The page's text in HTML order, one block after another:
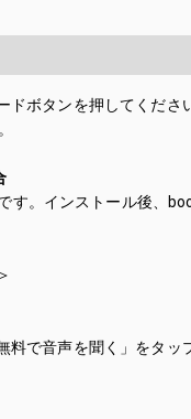
ボタンを押してくださ
す。インストール後、
料で音声を聞く」をタッ